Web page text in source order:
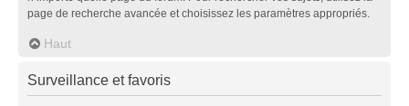
page de recherche avancée et choisissez les paramètres appropriés.
Haut
Surveillance et favoris